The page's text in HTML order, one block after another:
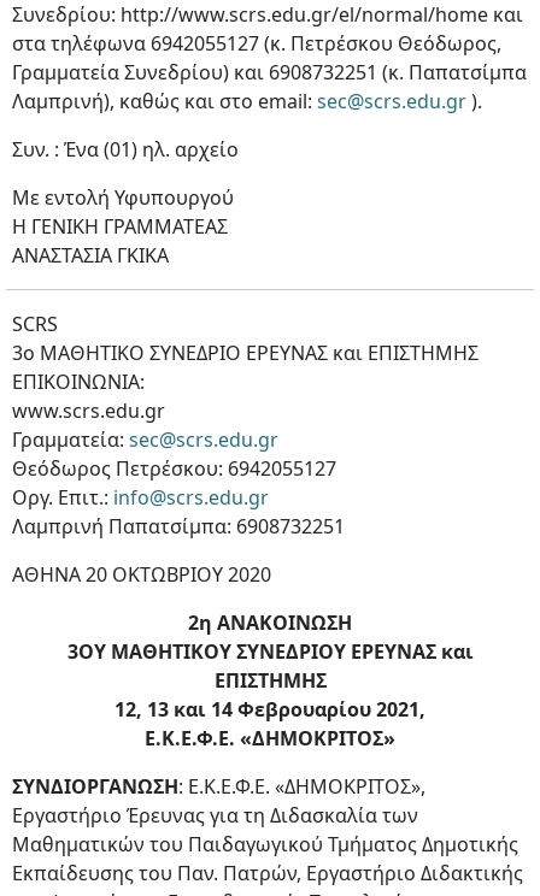
Συνεδρίου: http://www.scrs.edu.gr/el/normal/home και
στα τηλέφωνα 6942055127 (κ. Πετρέσκου Θεόδωρος,
Γραμματεία Συνεδρίου) και 6908732251 (κ. Παπατσίμπα
Λαμπρινή), καθώς και στο email: sec@scrs.edu.gr).
Συν. : Ένα (01) ηλ. αρχείο
Με εντολή Υφυπουργού
Η ΓΕΝΙΚΗ ΓΡΑΜΜΑΤΕΑΣ
ΑΝΑΣΤΑΣΙΑ ΓΚΙΚΑ
SCRS
3ο ΜΑΘΗΤΙΚΟ ΣΥΝΕΔΡΙΟ ΕΡΕΥΝΑΣ και ΕΠΙΣΤΗΜΗΣ
ΕΠΙΚΟΙΝΩΝΙΑ:
www.scrs.edu.gr
Γραμματεία: sec@scrs.edu.gr
Θεόδωρος Πετρέσκου: 6942055127
Οργ. Επιτ.: info@scrs.edu.gr
Λαμπρινή Παπατσίμπα: 6908732251
ΑΘΗΝΑ 20 ΟΚΤΩΒΡΙΟΥ 2020
2η ΑΝΑΚΟΙΝΩΣΗ
3ΟΥ ΜΑΘΗΤΙΚΟΥ ΣΥΝΕΔΡΙΟΥ ΕΡΕΥΝΑΣ και
ΕΠΙΣΤΗΜΗΣ
12, 13 και 14 Φεβρουαρίου 2021,
Ε.Κ.Ε.Φ.Ε. «ΔΗΜΟΚΡΙΤΟΣ»
ΣΥΝΔΙΟΡΓΑΝΩΣΗ: Ε.Κ.Ε.Φ.Ε. «ΔΗΜΟΚΡΙΤΟΣ»,
Εργαστήριο Έρευνας για τη Διδασκαλία των
Μαθηματικών του Παιδαγωγικού Τμήματος Δημοτικής
Εκπαίδευσης του Παν. Πατρών, Εργαστήριο Διδακτικής